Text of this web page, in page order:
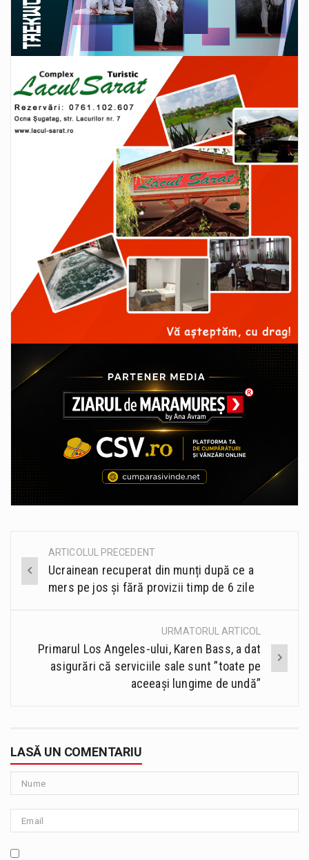
Post
navigation
ARTICOLUL PRECEDENT
Ucrainean recuperat din munți după ce a
mers pe jos și fără provizii timp de 6 zile
URMATORUL ARTICOL
Primarul Los Angeles-ului, Karen Bass, a dat
asigurări că serviciile sale sunt ”toate pe
aceeași lungime de undă”
LASĂ UN COMENTARIU